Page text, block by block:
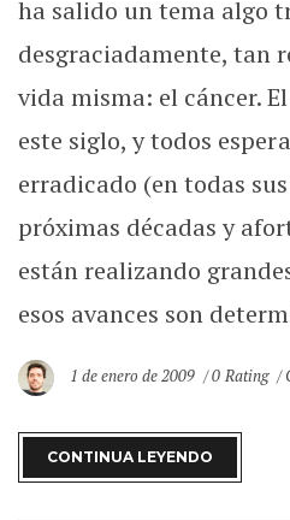
ha salido un tema algo
desgraciadamente, tan
vida misma: el cáncer.
este siglo, y todos
erradicado (en todas
próximas décadas y
están realizando
esos avances son
1 de enero de 2009 0 Rating
CONTINUA LEYENDO